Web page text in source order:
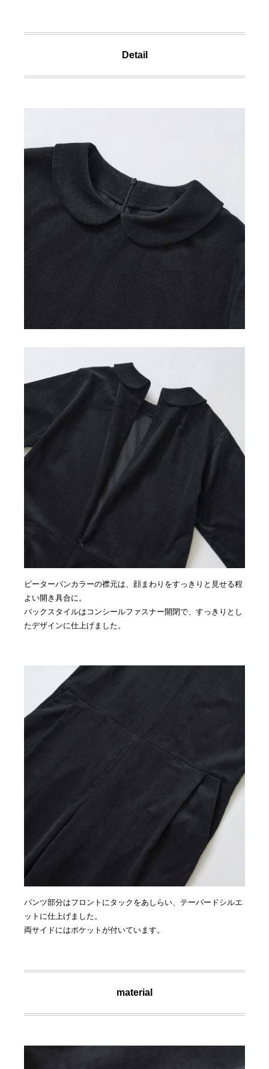
Detail
ピーターパンカラーの襟元は、顔まわりをすっきりと見せる程
よい開き具合に。
バックスタイルはコンシールファスナー開閉で、すっきりとし
たデザインに仕上げました。
パンツ部分はフロントにタックをあしらい、テーパードシルエ
ットに仕上げました。
両サイドにはポケットが付いています。
material